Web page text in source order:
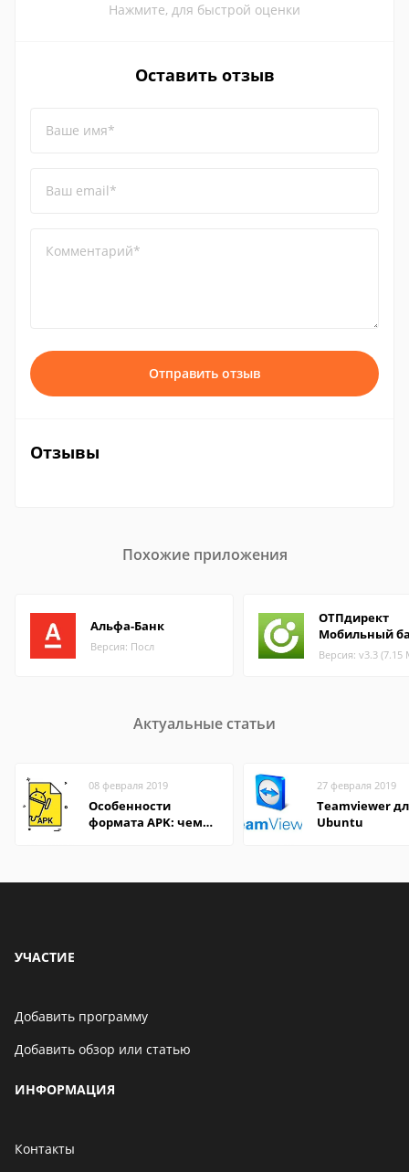
Нажмите, для быстрой оценки
Оставить отзыв
Ваше имя*
Ваш email*
Комментарий*
Отправить отзыв
Отзывы
Похожие приложения
Альфа-Банк
Версия: Посл
ОТПдирект
Мобильный
Версия: v3.3 (7.15
Актуальные статьи
08 февраля 2019
Особенности
формата APK: чем
27 февраля 2019
Teamviewer
Ubuntu
УЧАСТИЕ
Добавить программу
Добавить обзор или статью
ИНФОРМАЦИЯ
Контакты